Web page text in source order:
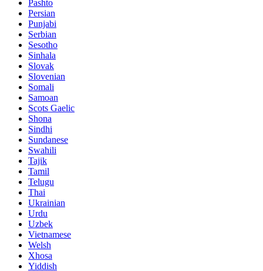
Pashto
Persian
Punjabi
Serbian
Sesotho
Sinhala
Slovak
Slovenian
Somali
Samoan
Scots Gaelic
Shona
Sindhi
Sundanese
Swahili
Tajik
Tamil
Telugu
Thai
Ukrainian
Urdu
Uzbek
Vietnamese
Welsh
Xhosa
Yiddish